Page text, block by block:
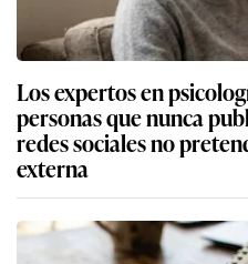
Los expertos en
personas que nunca
redes sociales no
externa